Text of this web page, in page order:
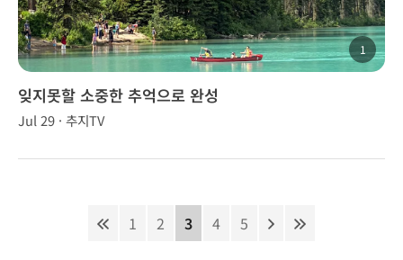
1
잊지못할 소중한 추억으로 완성
Jul 29 · 추지TV
1 2 3 4 5